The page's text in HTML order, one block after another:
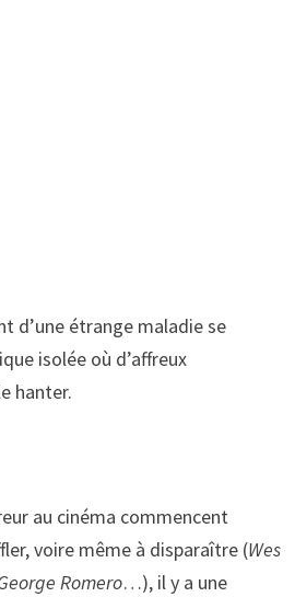
d’une étrange maladie se
isolée où d’affreux
hanter.
au cinéma commencent
voire même à disparaître (Wes
Romero…), il y a une